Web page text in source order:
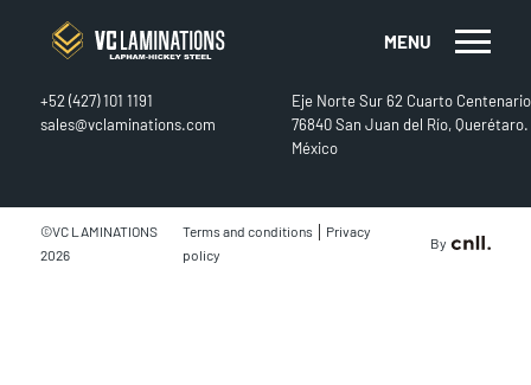
MENU
CONTACT
+52 (427) 101 1191
sales@vclaminations.com
Eje Norte Sur 62 Cuarto Centenario
76840 San Juan del Río, Querétaro.
México
©VC LAMINATIONS
2026
Terms and conditions | Privacy
policy
By